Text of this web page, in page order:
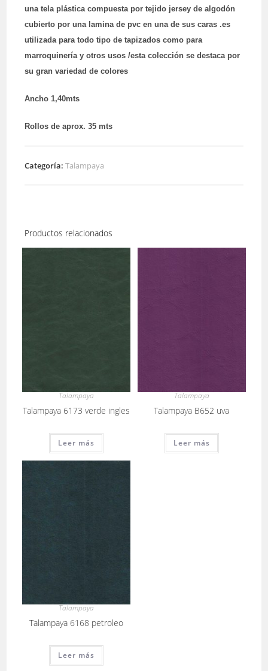
una tela plástica compuesta por tejido jersey de algodón
cubierto por una lamina de pvc en una de sus caras .es
utilizada para todo tipo de tapizados como para
marroquinería y otros usos /esta colección se destaca por
su gran variedad de colores
Ancho 1,40mts
Rollos de aprox. 35 mts
Categoría:Talampaya
Productos relacionados
Talampaya
Talampaya 6173 verde ingles
Leer más
Talampaya
Talampaya B652 uva
Leer más
Talampaya
Talampaya 6168 petroleo
Leer más